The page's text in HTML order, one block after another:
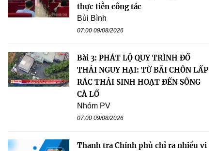
thực tiễn công tác
Bùi Bình
07:00 09/08/2026
Bài 3: PHÁT LỘ QUY TRÌNH ĐỔ
THẢI NGUY HẠI: TỪ BÃI CHÔN LẤP
RÁC THẢI SINH HOẠT ĐẾN SÔNG
CÀ LỒ
Nhóm PV
07:00 09/08/2026
Thanh tra Chính phủ chỉ ra nhiều vi